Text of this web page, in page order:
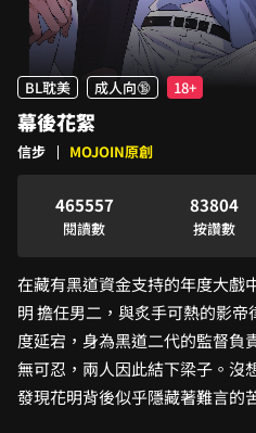
BL耽美 成人向🔞 18+
幕後花絮
信步 MOJOIN原創
0
1
2
3
4
5
6
7
8
9
0
1
2
3
4
5
6
7
8
9
0
1
2
3
4
5
6
7
8
9
0
1
2
3
4
5
6
7
8
9
0
1
2
3
4
5
6
7
8
9
2
5
6
7
8
9
閱讀數
0
1
2
3
7
8
9
2
3
4
5
6
7
8
9
0
1
2
7
8
9
0
1
2
3
4
5
6
7
8
3
4
5
6
7
8
9
按讚數
在藏有黑道資金支持的年度大戲
明 擔任男二，與炙手可熱的影
度延宕，身為黑道二代的監督負
無可忍，兩人因此結下梁子。沒
發現花明背後似乎隱藏著難言的